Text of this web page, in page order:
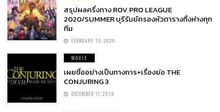
สรุปผลครึ่งทาง ROV PRO LEAGUE
2020/SUMMER บุรีรัมย์ครองหัวตารางทิ้งห่างทุก
ทีม
FEBRUARY 19, 2020
MOVIE
เผยชื่ออย่างเป็นทางการ+เรื่องย่อ THE
CONJURING 3
DECEMBER 17, 2019